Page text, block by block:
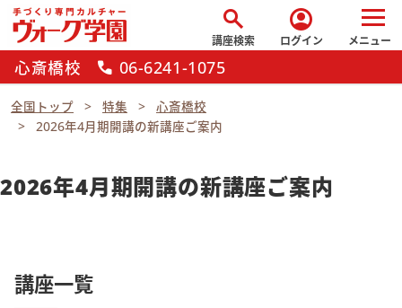
search
講座検索
account_circle
ログイン メニュー
心斎橋校 call 06-6241-1075
全国トップ 特集
心斎橋校
2026年4月期開講の新講座ご案内
2026年4月期開講の新講座ご案内
講座一覧